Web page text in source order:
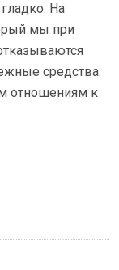
На
мы при
средства.
отношениям к